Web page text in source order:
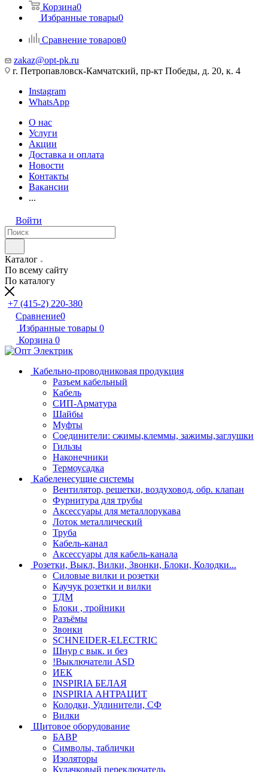
Корзина0
Избранные товары0
Сравнение товаров0
zakaz@opt-pk.ru
г. Петропавловск-Камчатский, пр-кт Победы, д. 20, к. 4
Instagram
WhatsApp
О нас
Услуги
Акции
Доставка и оплата
Новости
Контакты
Вакансии
...
Войти
Каталог
По всему сайту
По каталогу
+7 (415-2) 220-380
Сравнение0
Избранные товары 0
Корзина 0
Кабельно-проводниковая продукция
Разъем кабельный
Кабель
СИП-Арматура
Шайбы
Муфты
Соединители: сжимы,клеммы, зажимы,заглушки
Гильзы
Наконечники
Термоусадка
Кабеленесущие системы
Вентилятор, решетки, воздуховод, обр. клапан
Фурнитура для трубы
Аксессуары для металлорукава
Лоток металлический
Труба
Кабель-канал
Аксессуары для кабель-канала
Розетки, Выкл, Вилки, Звонки, Блоки, Колодки...
Силовые вилки и розетки
Каучук розетки и вилки
ТДМ
Блоки , тройники
Разъёмы
Звонки
SCHNEIDER-ELECTRIC
Шнур с вык. и без
!Выключатели ASD
ИЕК
INSPIRIA БЕЛАЯ
INSPIRIA АНТРАЦИТ
Колодки, Удлинители, СФ
Вилки
Щитовое оборудование
БАВР
Символы, таблички
Изоляторы
Кулачковый переключатель